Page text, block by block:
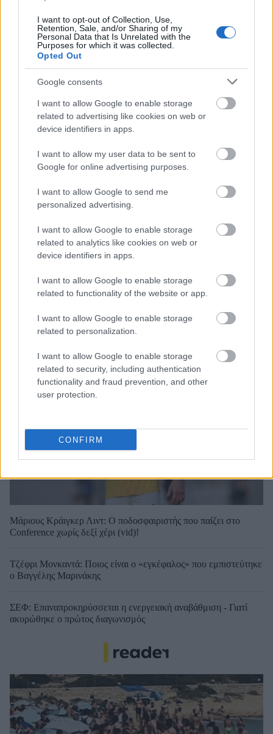
I want to opt-out of Collection, Use,
Retention, Sale, and/or Sharing of my
Personal Data that Is Unrelated with the
Purposes for which it was collected.
Opted Out
Google consents
I want to allow Google to enable storage
related to advertising like cookies on web or
device identifiers in apps.
I want to allow my user data to be sent to
Google for online advertising purposes.
I want to allow Google to send me
personalized advertising.
I want to allow Google to enable storage
related to analytics like cookies on web or
device identifiers in apps.
I want to allow Google to enable storage
related to functionality of the website or app.
I want to allow Google to enable storage
related to personalization.
I want to allow Google to enable storage
related to security, including authentication
functionality and fraud prevention, and other
user protection.
CONFIRM
που ντύνεσαι
TAGS ΗΜΕΡΑ ΤΗΣ ΜΗΤΕΡΑΣ
BEST OF INTERNET
Μάριους Κράιγκερ Λιντ: Ο ποδοσφαιριστής που παίζει στο
Conference χωρίς δεξί χέρι (vid)!
Τζέφρι Μονκαντά: Ποιος είναι ο «εγκέφαλος» που εμπιστεύτηκε
ο Βαγγέλης Μαρινάκης
ΣΕΦ: Επαναπροκηρύσσεται η ενεργειακή αναβάθμιση - Γιατί
ακυρώθηκε ο πρώτος διαγωνισμός